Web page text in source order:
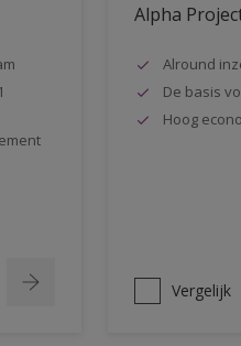
Alpha
Alround
De basis
Hoog
Vergelijk